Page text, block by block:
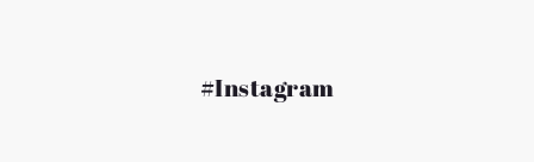
#Instagram